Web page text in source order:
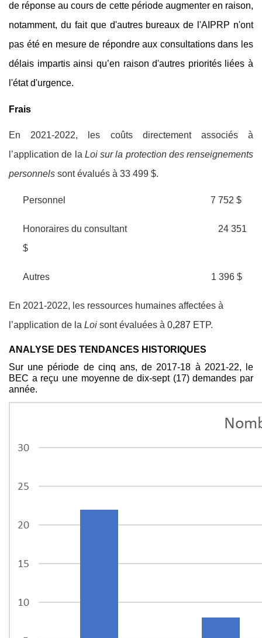
de réponse au cours de cette période augmenter en raison,
notamment, du fait que d'autres bureaux de l'AIPRP n'ont
pas été en mesure de répondre aux consultationsdans les
délais impartis ainsi qu’en raison d'autres priorités liées à
l'état d'urgence.
Frais
En 2021-2022, les coûts directement associés à
l’application de la Loi sur la protection des renseignements
personnels sont évalués à 33 499 $.
Personnel 7 752 $
Honoraires du consultant
24 351
$
Autres 1 396 $
En 2021-2022, les ressources humaines affectées à
l’application de la Loi sont évaluées à 0,287 ETP.
ANALYSE DES TENDANCES HISTORIQUES
Sur une période de cinq ans, de 2017-18 à 2021-22, le
BEC a reçu une moyenne de dix-sept (17) demandes par
année.